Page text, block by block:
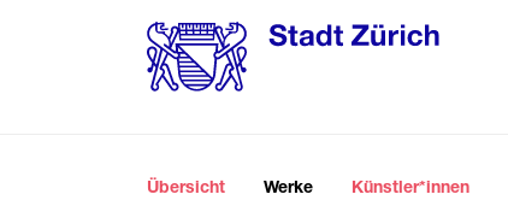
Übersicht Werke Künstler*innen